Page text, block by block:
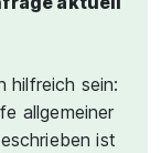
hilfreich sein:
allgemeiner
ist